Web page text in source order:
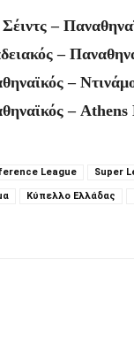
–
–
–
–
League Super
Κύπελλο Ελλάδας